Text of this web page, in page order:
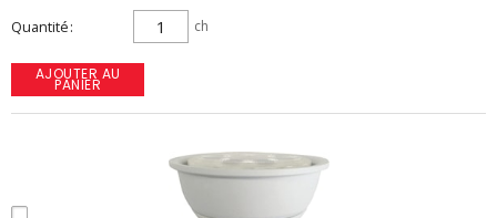
Quantité ch
AJOUTER AU
PANIER